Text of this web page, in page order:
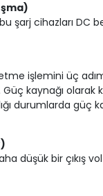
şarj cihazları DC
işlemini üç
kaynağı
durumlarda güç
daha düşük bir